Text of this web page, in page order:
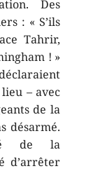
Des
: « S’ils
Tahrir,
! »
– avec
de la
désarmé.
de la
d’arrêter